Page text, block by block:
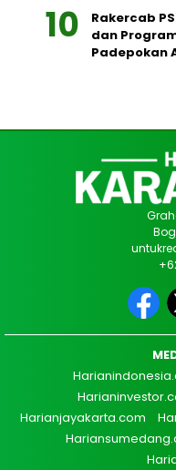
Rakercab
dan
Padepokan
Harianjayakarta.com